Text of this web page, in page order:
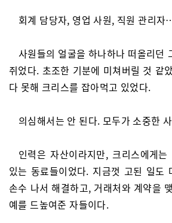
회계 담당자, 영업 사원, 직원 관리자
사원들의 얼굴을 하나하나 떠올리던
쥐었다. 초조한 기분에 미쳐버릴 것 같
다 못해 크리스를 잡아먹고 있었다.
의심해서는 안 된다. 모두가 소중한
인력은 자산이라지만, 크리스에게
있는 동료들이었다. 지금껏 고된 일도
손수 나서 해결하고, 거래처와 계약을
예를 드높여준 자들이다.